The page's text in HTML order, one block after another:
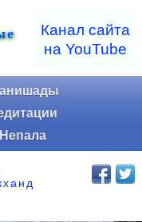
Канал сайта
на YouTube